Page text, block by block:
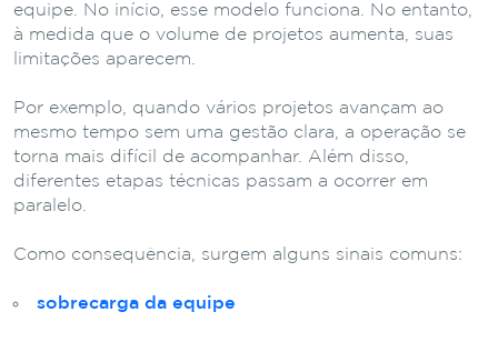
equipe. No início, esse modelo funciona. No entanto,
à medida que o volume de projetos aumenta, suas
limitações aparecem.
Por exemplo, quando vários projetos avançam ao
mesmo tempo sem uma gestão clara, a operação se
torna mais difícil de acompanhar. Além disso,
diferentes etapas técnicas passam a ocorrer em
paralelo.
Como consequência, surgem alguns sinais comuns:
sobrecarga da equipe